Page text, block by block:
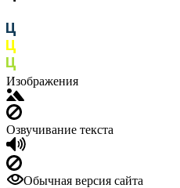
Изображения
Озвучивание текста
Обычная версия сайта